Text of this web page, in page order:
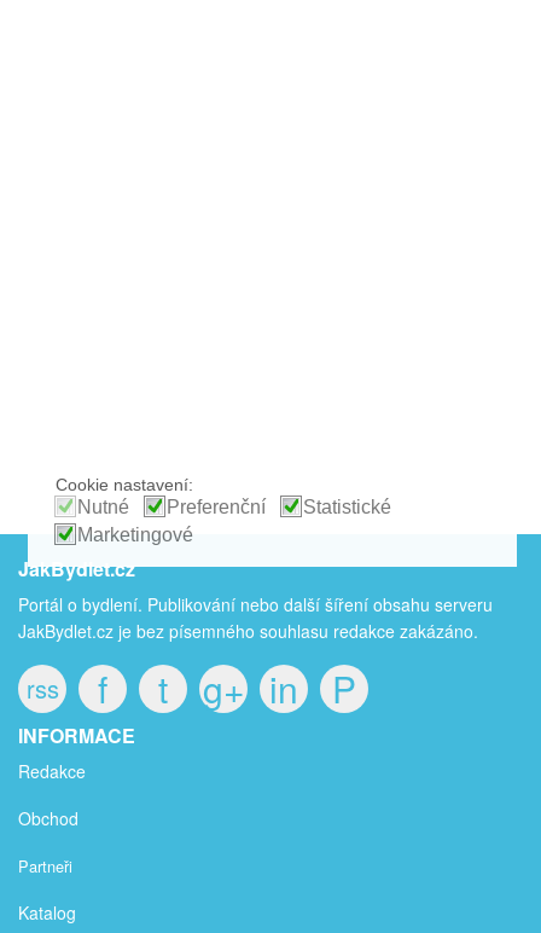
JakBydlet.cz
Portál o bydlení. Publikování nebo další šíření obsahu serveru
JakBydlet.cz je bez písemného souhlasu redakce zakázáno.
rss f t g+ in P
INFORMACE
Redakce
Obchod
Partneři
Katalog
Cookie nastavení:
Nutné Preferenční
Statistické
Marketingové